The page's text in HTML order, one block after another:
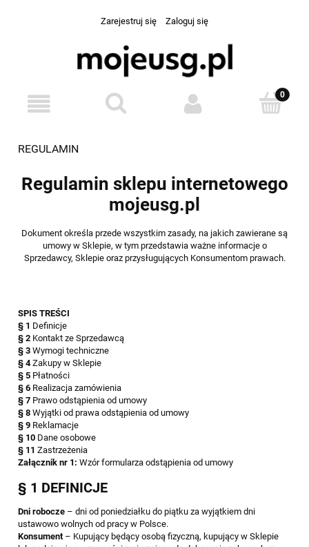
Zarejestruj się Zaloguj się
REGULAMIN
Regulamin sklepu internetowego
mojeusg.pl
Dokument określa przede wszystkim zasady, na jakich zawierane są
umowy w Sklepie, w tym przedstawia ważne informacje o
Sprzedawcy, Sklepie oraz przysługujących Konsumentom prawach.
SPIS TREŚCI
§ 1 Definicje
§ 2 Kontakt ze Sprzedawcą
§ 3 Wymogi techniczne
§ 4Zakupy w Sklepie
§ 5 Płatności
§ 6 Realizacja zamówienia
§ 7 Prawo odstąpienia od umowy
§ 8 Wyjątki od prawa odstąpienia od umowy
§ 9 Reklamacje
§ 10 Dane osobowe
§ 11 Zastrzeżenia
Załącznik nr 1: Wzór formularza odstąpienia od umowy
§ 1 DEFINICJE
Dni robocze – dni od poniedziałku do piątku za wyjątkiem dni
ustawowo wolnych od pracy w Polsce.
Konsument – Kupujący będący osobą fizyczną, kupujący w Sklepie